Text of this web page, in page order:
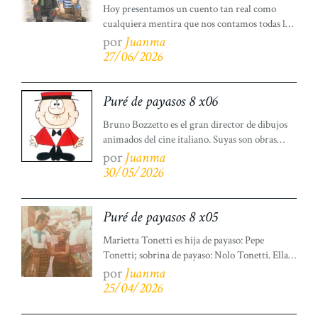
Hoy presentamos un cuento tan real como
cualquiera mentira que nos contamos todas las
mañanas al despertarnos, y que hemos querido
llamar «El cuento de la calle apartada». Solo les
aparten de su escucha.«El cuento de la calle
apartada» está protagonizado por Noe y
Sandra, […]
porJuanma
27/06/2026
Puré de payasos 8 x06
Bruno Bozzetto es el gran director de dibujos
animados del cine italiano. Suyas son obras
como las dedicadas al Señor Rossi (con sus
cortometrajes y largometrajes), aquel ser
superhombre», película de 1968; o «Allegro
non troppo», una curiosa respuesta transalpina
a «Fantasía» de Disney.Uno de los mejores
colaboradores de […]
porJuanma
30/05/2026
Puré de payasos 8 x05
Marietta Tonetti es hija de payaso: Pepe
Tonetti; sobrina de payaso: Nolo Tonetti. Ella
misma, nacida en el circo, artista circense.
Igualmente es una magnífica escritora, como lo
viento, nos ha regalado para nuestro puré a la
porJuanma
25/04/2026